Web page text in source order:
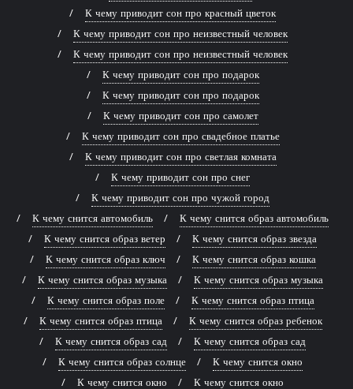
К чему приводит сон про красный цветок
К чему приводит сон про неизвестный человек
К чему приводит сон про неизвестный человек
К чему приводит сон про подарок
К чему приводит сон про подарок
К чему приводит сон про самолет
К чему приводит сон про свадебное платье
К чему приводит сон про светлая комната
К чему приводит сон про снег
К чему приводит сон про чужой город
К чему снится автомобиль
К чему снится образ автомобиль
К чему снится образ ветер
К чему снится образ звезда
К чему снится образ ключ
К чему снится образ кошка
К чему снится образ музыка
К чему снится образ музыка
К чему снится образ поле
К чему снится образ птица
К чему снится образ птица
К чему снится образ ребенок
К чему снится образ сад
К чему снится образ сад
К чему снится образ солнце
К чему снится окно
К чему снится окно
К чему снится окно